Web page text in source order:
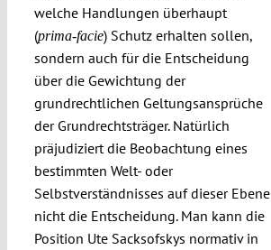
welche Handlungen überhaupt
(prima-facie) Schutz erhalten sollen,
sondern auch für die Entscheidung
über die Gewichtung der
grundrechtlichen Geltungsansprüche
der Grundrechtsträger. Natürlich
präjudiziert die Beobachtung eines
bestimmten Welt- oder
Selbstverständnisses auf dieser Ebene
nicht die Entscheidung. Man kann die
Position Ute Sacksofskys normativ in